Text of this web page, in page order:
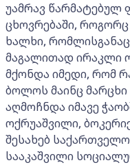
უამრავ წარმატებულ
ცხოვრებაში, როგორც
ხალხი,
მაგალითად ირაკლი
მქონდა იმედი, რომ
ბოლოს მაინც
აღმოჩნდა იმავე
ოქრუაშვილი,
შესახებ
სააკაშვილი